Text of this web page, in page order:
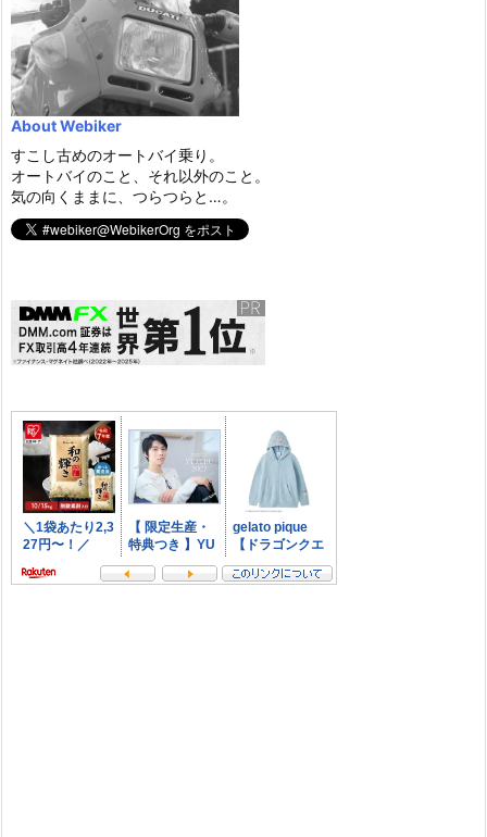
About Webiker
すこし古めのオートバイ乗り。
オートバイのこと、それ以外のこと。
気の向くままに、つらつらと…。